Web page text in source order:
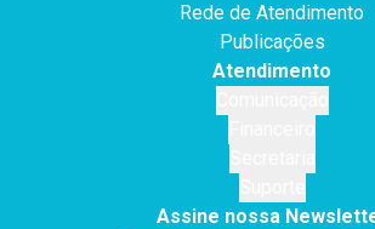
Rede de Atendimento
Publicações
Atendimento
Assine nossa